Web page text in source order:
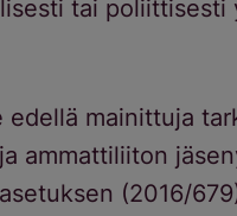
tai poliittisesti
mainittuja
ammattiliiton
(2016/